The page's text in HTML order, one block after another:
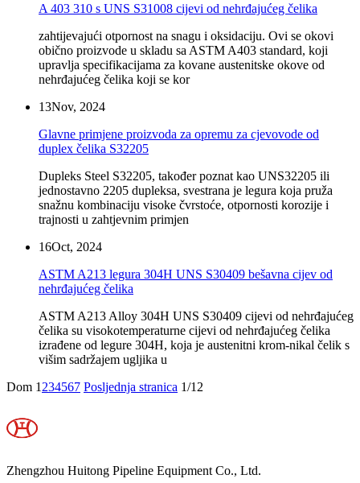
A 403 310 s UNS S31008 cijevi od nehrđajućeg čelika
zahtijevajući otpornost na snagu i oksidaciju. Ovi se okovi
obično proizvode u skladu sa ASTM A403 standard, koji
upravlja specifikacijama za kovane austenitske okove od
nehrđajućeg čelika koji se kor
13Nov, 2024
Glavne primjene proizvoda za opremu za cjevovode od
duplex čelika S32205
Dupleks Steel S32205, također poznat kao UNS32205 ili
jednostavno 2205 dupleksa, svestrana je legura koja pruža
snažnu kombinaciju visoke čvrstoće, otpornosti korozije i
trajnosti u zahtjevnim primjen
16Oct, 2024
ASTM A213 legura 304H UNS S30409 bešavna cijev od
nehrđajućeg čelika
ASTM A213 Alloy 304H UNS S30409 cijevi od nehrđajućeg
čelika su visokotemperaturne cijevi od nehrđajućeg čelika
izrađene od legure 304H, koja je austenitni krom-nikal čelik s
višim sadržajem ugljika u
Dom 1 234567 Posljednja stranica 1/12
Zhengzhou Huitong Pipeline Equipment Co., Ltd.